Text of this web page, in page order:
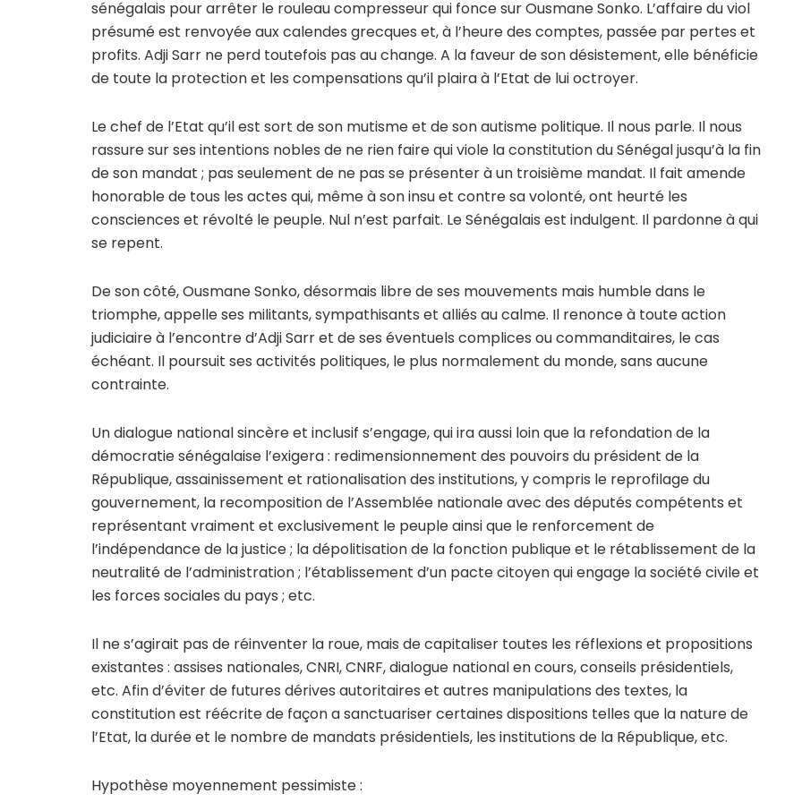
sénégalais pour arrêter le rouleau compresseur qui fonce sur Ousmane Sonko. L’affaire du viol
présumé est renvoyée aux calendes grecques et, à l’heure des comptes, passée par pertes et
profits. Adji Sarr ne perd toutefois pas au change. A la faveur de son désistement, elle bénéficie
de toute la protection et les compensations qu’il plaira à l’Etat de lui octroyer.
Le chef de l’Etat qu’il est sort de son mutisme et de son autisme politique. Il nous parle. Il nous
rassure sur ses intentions nobles de ne rien faire qui viole la constitution du Sénégal jusqu’à la fin
de son mandat ; pas seulement de ne pas se présenter à un troisième mandat. Il fait amende
honorable de tous les actes qui, même à son insu et contre sa volonté, ont heurté les
consciences et révolté le peuple. Nul n’est parfait. Le Sénégalais est indulgent. Il pardonne à qui
se repent.
De son côté, Ousmane Sonko, désormais libre de ses mouvements mais humble dans le
triomphe, appelle ses militants, sympathisants et alliés au calme. Il renonce à toute action
judiciaire à l’encontre d’Adji Sarr et de ses éventuels complices ou commanditaires, le cas
échéant. Il poursuit ses activités politiques, le plus normalement du monde, sans aucune
contrainte.
Un dialogue national sincère et inclusif s’engage, qui ira aussi loin que la refondation de la
démocratie sénégalaise l’exigera : redimensionnement des pouvoirs du président de la
République, assainissement et rationalisation des institutions, y compris le reprofilage du
gouvernement, la recomposition de l’Assemblée nationale avec des députés compétents et
représentant vraiment et exclusivement le peuple ainsi que le renforcement de
l’indépendance de la justice ; la dépolitisation de la fonction publique et le rétablissement de la
neutralité de l’administration ; l’établissement d’un pacte citoyen qui engage la société civile et
les forces sociales du pays ; etc.
Il ne s’agirait pas de réinventer la roue, mais de capitaliser toutes les réflexions et propositions
existantes : assises nationales, CNRI, CNRF, dialogue national en cours, conseils présidentiels,
etc. Afin d’éviter de futures dérives autoritaires et autres manipulations des textes, la
constitution est réécrite de façon a sanctuariser certaines dispositions telles que la nature de
l’Etat, la durée et le nombre de mandats présidentiels, les institutions de la République, etc.
Hypothèse moyennement pessimiste :